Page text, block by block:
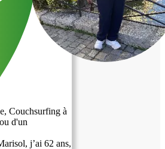
Couchsurfing à
d'un
j’ai 62 ans,